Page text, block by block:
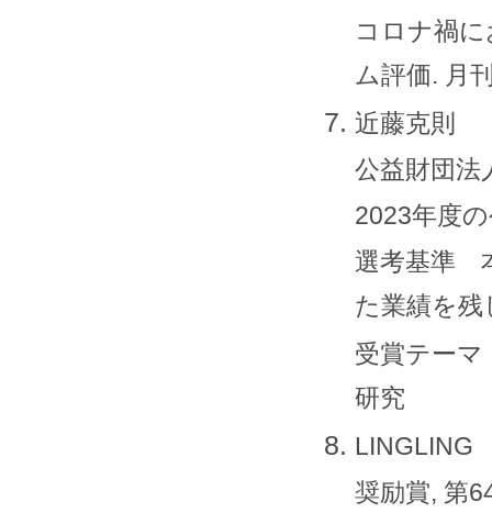
コロナ禍
ム評価. 月
近藤克則
公益財団
2023年度
選考基準
た業績を
受賞テーマ
研究
LINGLING
奨励賞, 第